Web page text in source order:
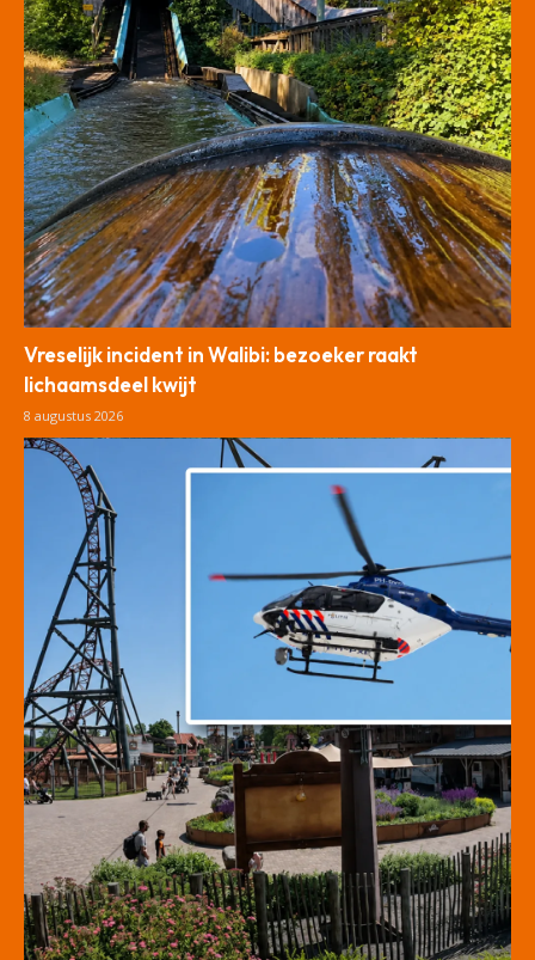
Vreselijk incident in Walibi: bezoeker raakt
lichaamsdeel kwijt
8 augustus 2026